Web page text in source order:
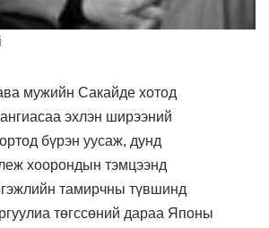
мужийн Сакайде хотод
эхлэн ширээний
бүрэн уусаж, дунд
хоорондын тэмцээнд
тамирчны түвшинд
төгссөний дараа Японы